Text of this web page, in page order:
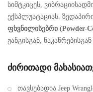
სიმტკიცეს,
ექსპლუატაციას.
ფხვნილისებრი (Powder-
ჟანგისგან,
ძირითადი
თავსებადია Jeep